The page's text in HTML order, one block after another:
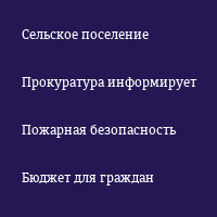
Сельское поселение
Прокуратура информирует
Пожарная безопасность
Бюджет для граждан